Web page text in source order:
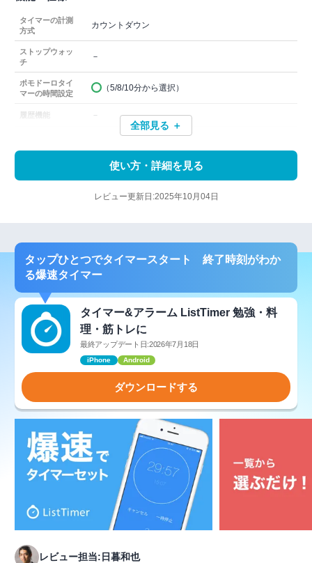
タイマーの計測
方式
カウントダウン
ストップウォッ
チ
－
ポモドーロタイ
マーの時間設定
（5/8/10分から選択）
履歴機能 －
全部見る ＋
使い方・詳細を見る
レビュー更新日:2025年10月04日
タップひとつでタイマースタート 終了時刻がわか
る爆速タイマー
タイマー&アラーム ListTimer 勉強・料
理・筋トレに
最終アップデート日:2026年7月18日
iPhone Android
ダウンロードする
レビュー担当:日暮和也